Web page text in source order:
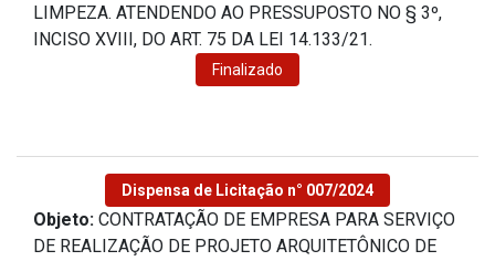
LIMPEZA. ATENDENDO AO PRESSUPOSTO NO § 3º,
INCISO XVIII, DO ART. 75 DA LEI 14.133/21.
Finalizado
Dispensa de Licitação n° 007/2024
Objeto: CONTRATAÇÃO DE EMPRESA PARA SERVIÇO
DE REALIZAÇÃO DE PROJETO ARQUITETÔNICO DE